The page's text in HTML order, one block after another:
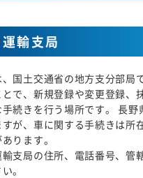
輸支局
国土交通省の地方支分部局
で、新規登録や変更登録、
続きを行う場所です。 長
が、車に関する手続きは所
ります。
支局の住所、電話番号、管
。